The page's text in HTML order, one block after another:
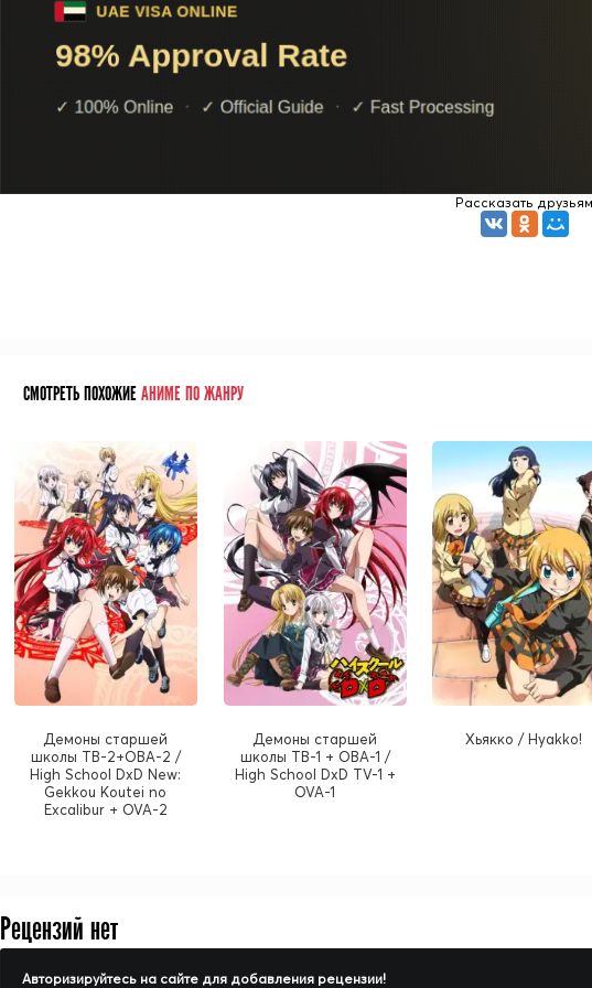
Рассказать друзьям
СМОТРЕТЬ ПОХОЖИЕАНИМЕ ПО ЖАНРУ
Демоны старшей
школы ТВ-2+ОВА-2 /
High School DxD New:
Gekkou Koutei no
Excalibur + OVA-2
Демоны старшей
школы ТВ-1 + ОВА-1 /
High School DxD TV-1 +
OVA-1
Хьякко / Hyakko!
Рецензий нет
Авторизируйтесь на сайте для добавления рецензии!